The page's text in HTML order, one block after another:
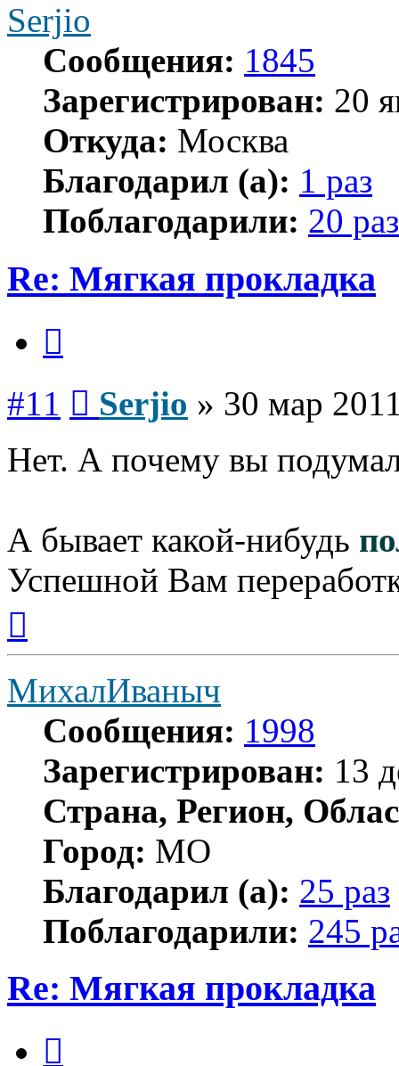
Serjio
Сообщения: 1845
Зарегистрирован: 20
Откуда: Москва
Благодарил (а): 1 раз
Поблагодарили: 20 раз
Re: Мягкая прокладка
#11 Serjio » 30 мар
Нет. А почему вы
А бывает какой-нибудь
Успешной Вам
началу
МихалИваныч
Сообщения: 1998
Зарегистрирован: 13
Страна, Регион,
Город: МО
Благодарил (а): 25 раз
Поблагодарили: 245
Re: Мягкая прокладка